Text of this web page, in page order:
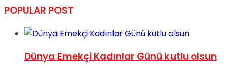
POPULAR POST
Dünya Emekçi Kadınlar Günü kutlu olsun